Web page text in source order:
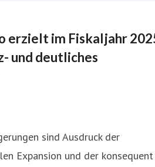
erzielt im Fiskaljahr
und deutliches
sind Ausdruck der
Expansion und der konsequent